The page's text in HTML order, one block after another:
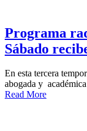
Programa
Sábado
En esta tercera
abogada y
Read More